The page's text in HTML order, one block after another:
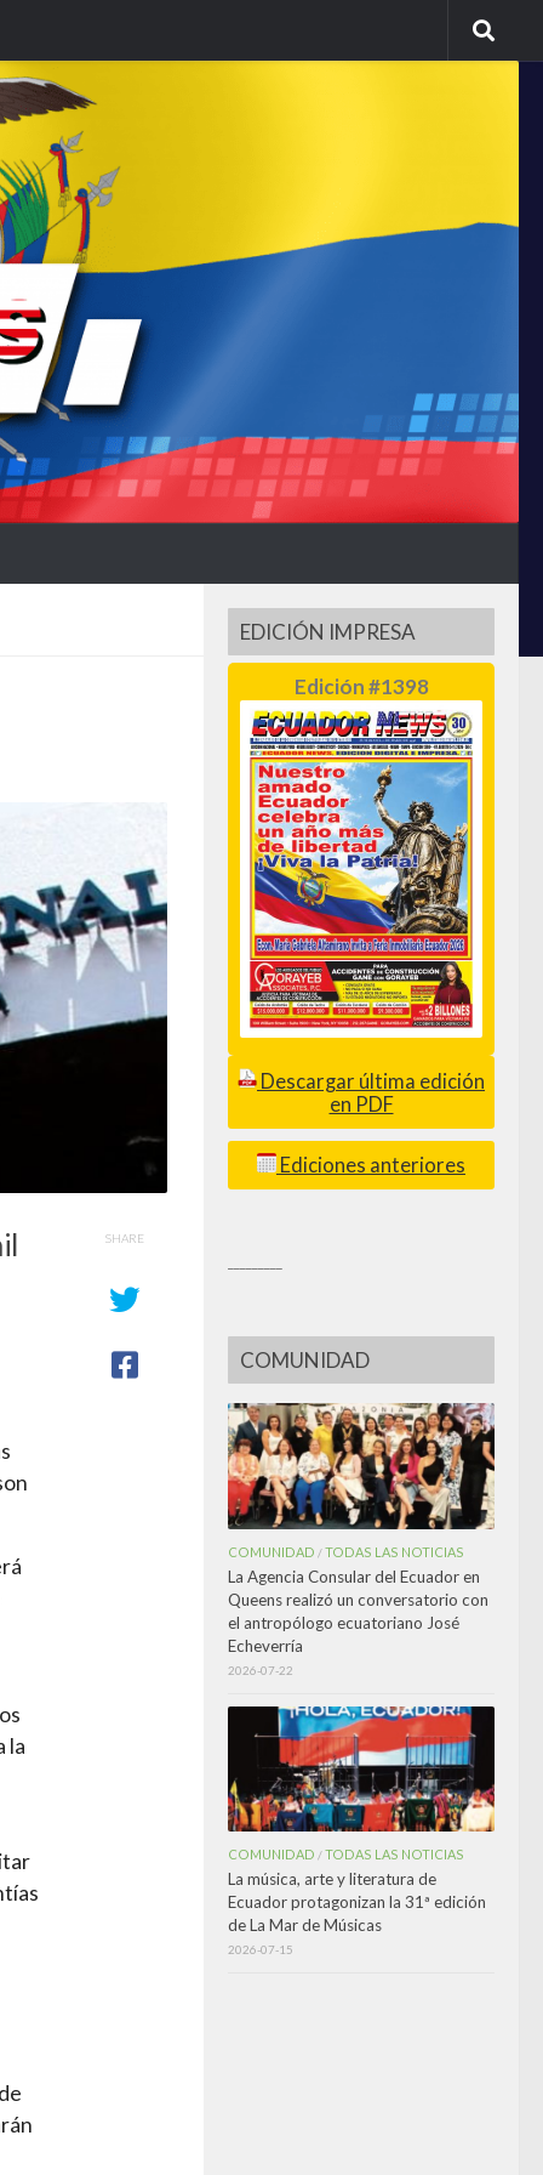
la
SHARE
EDICIÓN IMPRESA
Edición #1398
Descargar última edición
en PDF
Ediciones anteriores
COMUNIDAD
COMUNIDAD /TODAS LAS NOTICIAS
La Agencia Consular del Ecuador en
Queens realizó un conversatorio con
el antropólogo ecuatoriano José
Echeverría
2026-07-22
COMUNIDAD /TODAS LAS NOTICIAS
La música, arte y literatura de
Ecuador protagonizan la 31ª edición
de La Mar de Músicas
2026-07-15